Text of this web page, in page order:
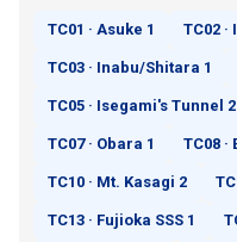
TC01 · Asuke 1 TC02
TC03 · Inabu/Shitara 1
TC05 · Isegami's Tunnel 2
TC07 · Obara 1 TC08 ·
TC10 · Mt. Kasagi 2
TC13 · Fujioka SSS 1